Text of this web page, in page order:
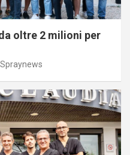
oltre 2 milioni per